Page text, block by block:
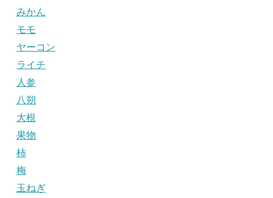
みかん
モモ
ヤーコン
ライチ
人参
八朔
大根
果物
柿
梅
玉ねぎ